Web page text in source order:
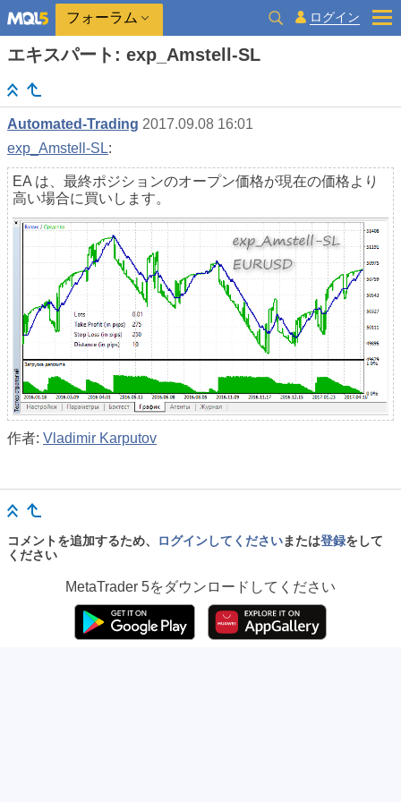
フォーラム ログイン
エキスパート: exp_Amstell-SL
Automated-Trading 2017.09.08 16:01
exp_Amstell-SL:
EA は、最終ポジションのオープン価格が現在の価格より
高い場合に買いします。
作者: Vladimir Karputov
コメントを追加するため、 ログインしてくださいまたは登録をして
ください
MetaTrader 5をダウンロードしてください